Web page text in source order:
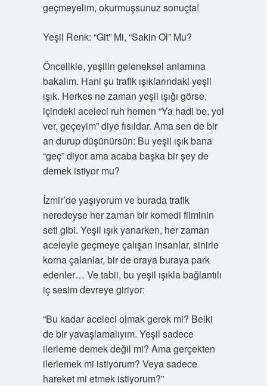
geçmeyelim, okurmuşsunuz sonuçta!
Yeşil Renk: “Git” Mi, “Sakin Ol” Mu?
Öncelikle, yeşilin geleneksel anlamına
bakalım. Hani şu trafik ışıklarındaki yeşil
ışık. Herkes ne zaman yeşil ışığı görse,
içindeki aceleci ruh hemen “Ya hadi be, yol
ver, geçeyim” diye fısıldar. Ama sen de bir
an durup düşünürsün: Bu yeşil ışık bana
“geç” diyor ama acaba başka bir şey de
demek istiyor mu?
İzmir’de yaşıyorum ve burada trafik
neredeyse her zaman bir komedi filminin
seti gibi. Yeşil ışık yanarken, her zaman
aceleyle geçmeye çalışan insanlar, sinirle
korna çalanlar, bir de oraya buraya park
edenler… Ve tabii, bu yeşil ışıkla bağlantılı
iç sesim devreye giriyor:
“Bu kadar aceleci olmak gerek mi? Belki
de bir yavaşlamalıyım. Yeşil sadece
ilerleme demek değil mi? Ama gerçekten
ilerlemek mi istiyorum? Veya sadece
hareket mi etmek istiyorum?”